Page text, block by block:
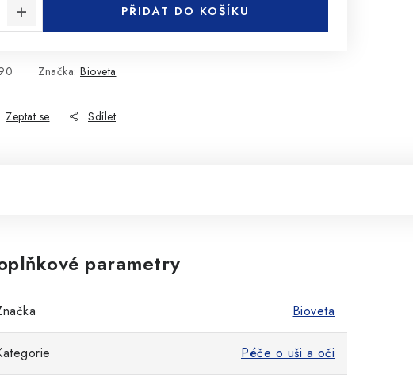
PŘIDAT DO KOŠÍKU
Značka: Bioveta
Zeptat se Sdílet
parametry
Bioveta
Péče o uši a oči